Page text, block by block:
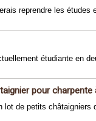
reprendre les études
étudiante en
pour charpente
lot de petits châtaigniers